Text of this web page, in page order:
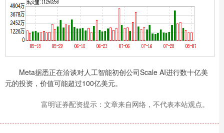
Meta据悉正在洽谈对人工智能初创公司Scale AI进行数十亿美
元的投资，价值可能超过100亿美元。
富明证券配资提示：文章来自网络，不代表本站观点。